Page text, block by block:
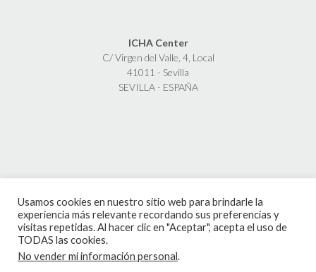
ICHA Center
C/ Virgen del Valle, 4, Local
41011 - Sevilla
SEVILLA - ESPAÑA
Usamos cookies en nuestro sitio web para brindarle la
experiencia más relevante recordando sus preferencias y
visitas repetidas. Al hacer clic en "Aceptar", acepta el uso de
TODAS las cookies.
No vender mi información personal.